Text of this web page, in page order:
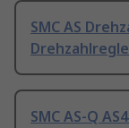
SMC AS
SMC AS-Q